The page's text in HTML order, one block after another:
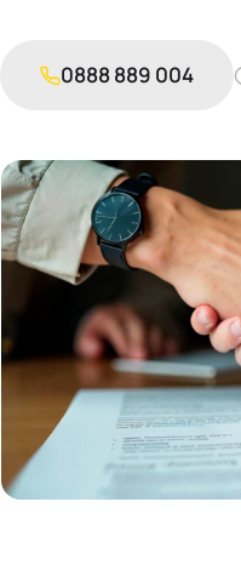
0888 889 004